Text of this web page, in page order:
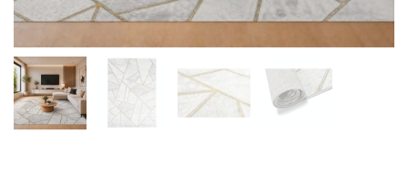
Política de Privacidade